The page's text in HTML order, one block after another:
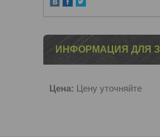
ИНФОРМАЦИЯ ДЛЯ
Цена: Цену уточняйте